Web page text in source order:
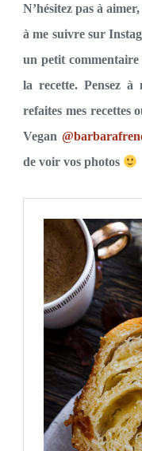
N’hésitez pas à
à me suivre sur
un petit commentaire
la recette. Pensez à
refaites mes recettes
Vegan
de voir vos photos